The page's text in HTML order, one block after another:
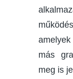
más
meg is